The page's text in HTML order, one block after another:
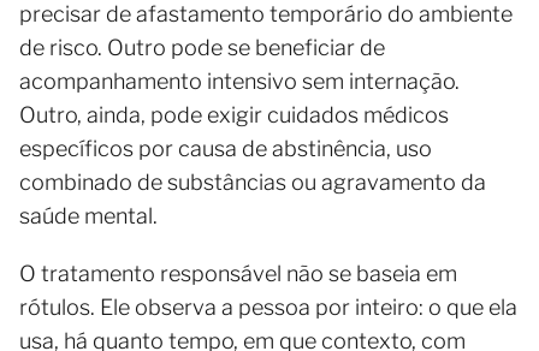
precisar de afastamento temporário do ambiente
de risco. Outro pode se beneficiar de
acompanhamento intensivo sem internação.
Outro, ainda, pode exigir cuidados médicos
específicos por causa de abstinência, uso
combinado de substâncias ou agravamento da
saúde mental.
O tratamento responsável não se baseia em
rótulos. Ele observa a pessoa por inteiro: o que ela
usa, há quanto tempo, em que contexto, com